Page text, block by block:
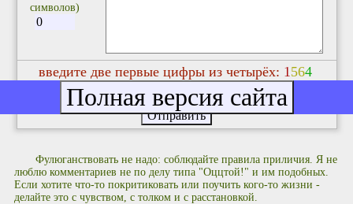
символов)
введите две первые цифры из четырёх: 1 564
Фулюганствовать не надо: соблюдайте правила приличия. Я не
люблю комментариев не по делу типа "Оццтой!" и им подобных.
Если хотите что-то покритиковать или поучить кого-то жизни -
делайте это с чувством, с толком и с расстановкой.